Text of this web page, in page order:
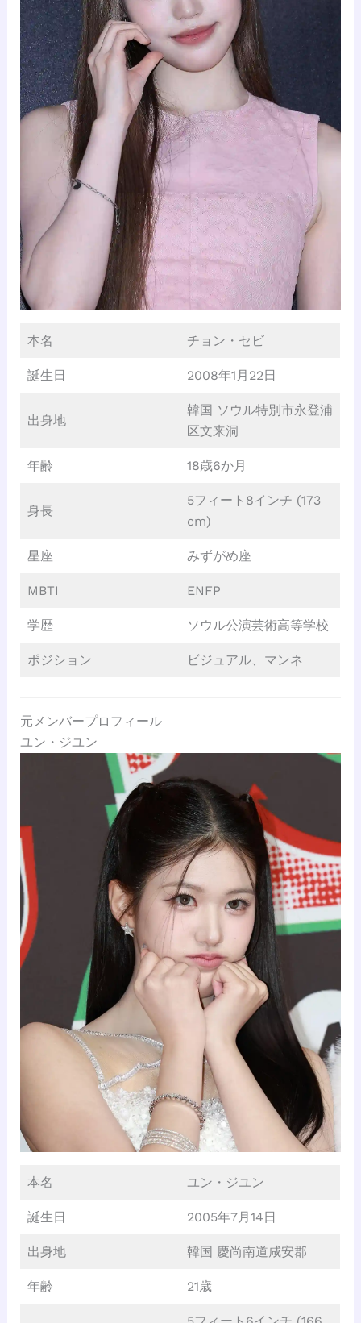
本名 チョン・セビ
誕生日 2008年1月22日
出身地
韓国 ソウル特別市永登浦
区文来洞
年齢 18歳6か月
身長
5フィート8インチ (173
cm)
星座 みずがめ座
MBTI ENFP
学歴 ソウル公演芸術高等学校
ポジション ビジュアル、マンネ
元メンバープロフィール
ユン・ジユン
本名 ユン・ジユン
誕生日 2005年7月14日
出身地 韓国 慶尚南道咸安郡
年齢 21歳